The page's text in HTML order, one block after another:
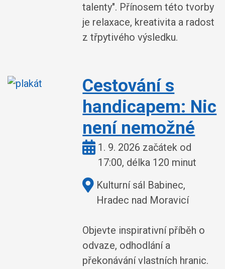
talenty". Přínosem této tvorby
je relaxace, kreativita a radost
z třpytivého výsledku.
Cestování s
handicapem: Nic
není nemožné
Kdy:1. 9. 2026 začátek od
17:00, délka 120 minut
Kde:Kulturní sál Babinec,
Hradec nad Moravicí
Objevte inspirativní příběh o
odvaze, odhodlání a
překonávání vlastních hranic.